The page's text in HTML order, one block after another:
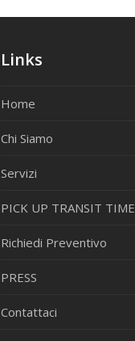
Links
Home
Chi Siamo
Servizi
PICK UP TRANSIT TIME
Richiedi Preventivo
PRESS
Contattaci